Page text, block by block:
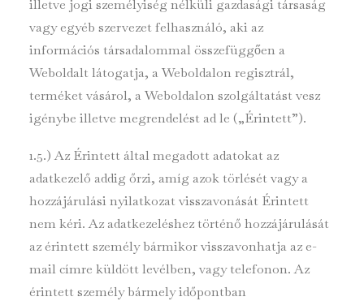
illetve jogi személyiség nélküli gazdasági társaság
vagy egyéb szervezet felhasználó, aki az
információs társadalommal összefüggően a
Weboldalt látogatja, a Weboldalon regisztrál,
terméket vásárol, a Weboldalon szolgáltatást vesz
igénybe illetve megrendelést ad le („Érintett”).
1.5.) Az Érintett által megadott adatokat az
adatkezelő addig őrzi, amíg azok törlését vagy a
hozzájárulási nyilatkozat visszavonását Érintett
nem kéri. Az adatkezeléshez történő hozzájárulását
az érintett személy bármikor visszavonhatja az e-
mail címre küldött levélben, vagy telefonon. Az
érintett személy bármely időpontban